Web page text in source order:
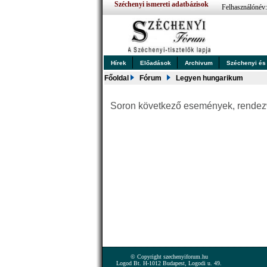
Széchenyi ismereti adatbázisok Felhasználónév:
Hírek Előadások Archivum Széchenyi és
Főoldal Fórum Legyen hungarikum
Soron következő események,
© Copyright szechenyiforum.hu
Logod Bt. H-1012 Budapest, Logodi u. 49.